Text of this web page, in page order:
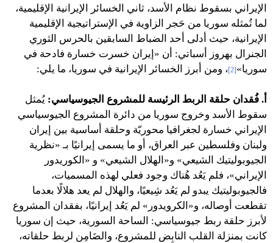
الإيراني بسقوط نظام الأسد، ثاني الخسائر الإيرانية الإقليمية،
لما تُمثله سوريا من حَجر الزاوية في الإستراتيجية الإقليمية
الإيرانية، حيث أدلى أحد الضباط السابقين بالحرس الثوري
الجنرال بهروز أسباتي: أن «إيران خسرت خسارة فادحة في
سوريا» [2] ، ومن أبرز الخسائر الإيرانية في سوريا، ما يلي:
أ. فُقدان حلقة الربط الرئيسة للمشروع الجيوسياسي: يُمثل
سقوط الأسد وخروج سوريا من دائرة المشروع الجيوسياسي
الإيراني خسارة لجغرافيا محوريّة وحلقة أساسية بين إيران
ولبنان وفلسطين عبر العراق، أو ما يسمى إيرانيًا بـ «نظرية
الجيوبوليتيك الشيعي» و«الهلال الشيعي» و «الكوريدور
الإيراني»، فلم يَعُد هُناك وجود فعلي لهذه المسميات،
فالجيوبوليتيك يبدو لم يَعُد شِيعيًا، والهلال لم يعد هلالًا بعدما
تقطعت أوصاله، و«الكرويدور» لم يَعُد إيرانيًا، بفقدان المشروع
لأبرز حلقة ربط جيوسياسي: الساحة السورية، حيث إن سوريا
كانت بمنزلة القلب النابِض للمشروع، والضَامِن لربط حلقاته،